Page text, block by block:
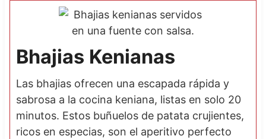
Bhajias Kenianas
Las bhajias ofrecen una escapada rápida y
sabrosa a la cocina keniana, listas en solo 20
minutos. Estos buñuelos de patata crujientes,
ricos en especias, son el aperitivo perfecto